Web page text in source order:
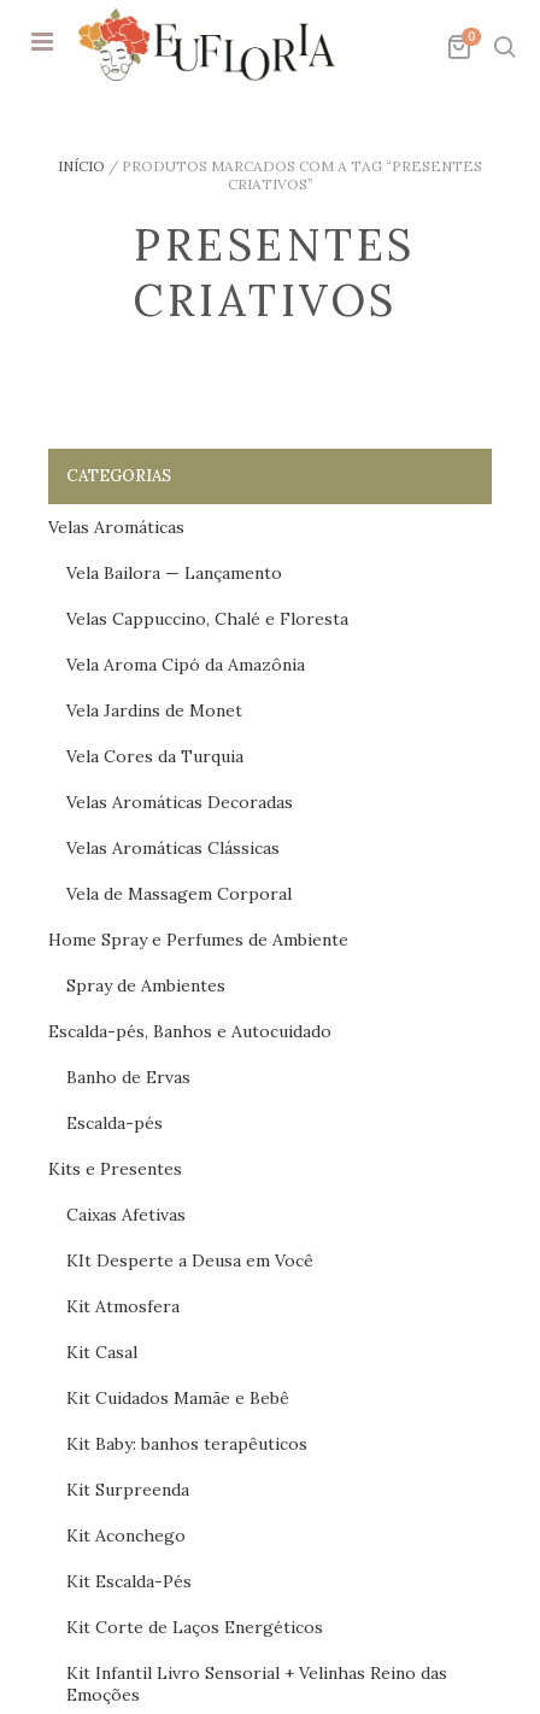
0
INÍCIO / PRODUTOS MARCADOS COM A TAG “PRESENTES
CRIATIVOS”
PRESENTES
CRIATIVOS
CATEGORIAS
Velas Aromáticas
Vela Bailora — Lançamento
Velas Cappuccino, Chalé e Floresta
Vela Aroma Cipó da Amazônia
Vela Jardins de Monet
Vela Cores da Turquia
Velas Aromáticas Decoradas
Velas Aromáticas Clássicas
Vela de Massagem Corporal
Home Spray e Perfumes de Ambiente
Spray de Ambientes
Escalda-pés, Banhos e Autocuidado
Banho de Ervas
Escalda-pés
Kits e Presentes
Caixas Afetivas
KIt Desperte a Deusa em Você
Kit Atmosfera
Kit Casal
Kit Cuidados Mamãe e Bebê
Kit Baby: banhos terapêuticos
Kit Surpreenda
Kit Aconchego
Kit Escalda-Pés
Kit Corte de Laços Energéticos
Kit Infantil Livro Sensorial + Velinhas Reino das
Emoções